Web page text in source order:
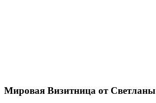
Мировая Визитница от Светланы